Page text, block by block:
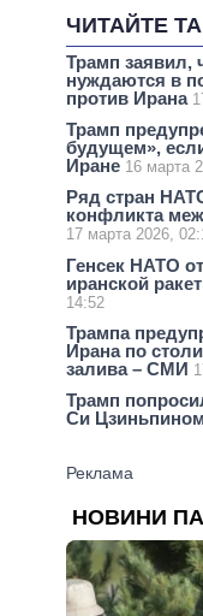
ЧИТАЙТЕ
Трамп
нуждаются в
против Ирана
Трамп
будущем»,
Иране 16 марта
Ряд стран
конфликта
17 марта 2026,
Генсек НАТО
иранской
14:52
Трампа
Ирана по
залива – СМИ
Трамп
Си Цзиньпином